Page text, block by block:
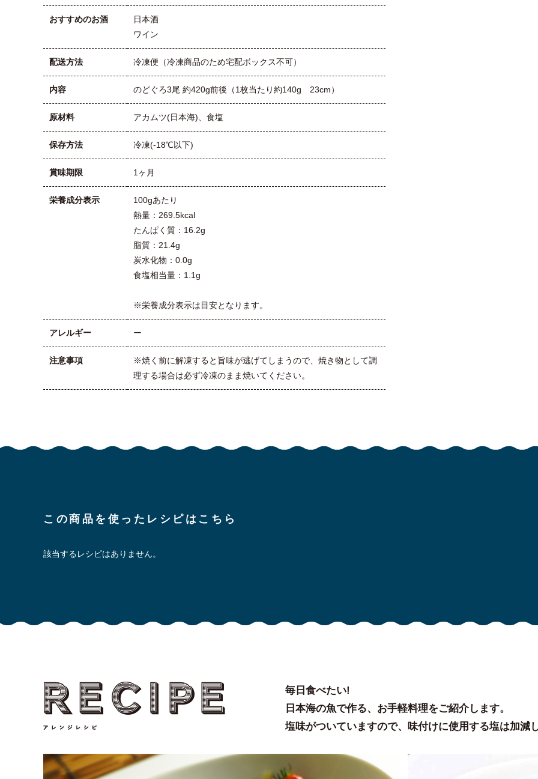
おすすめのお酒
日本酒
ワイン
配送方法 冷凍便（冷凍商品のため宅配ボックス不可）
内容 のどぐろ3尾 約420g前後（1枚当たり約140g 23cm）
原材料 アカムツ(日本海)、食塩
保存方法 冷凍(-18℃以下)
賞味期限 1ヶ月
栄養成分表示
100gあたり
熱量：269.5kcal
たんぱく質：16.2g
脂質：21.4g
炭水化物：0.0g
食塩相当量：1.1g
※栄養成分表示は目安となります。
アレルギー ー
注意事項
※焼く前に解凍すると旨味が逃げてしまうので、焼き物として調
理する場合は必ず冷凍のまま焼いてください。
この商品を使ったレシピはこちら
該当するレシピはありません。
毎日食べたい!
日本海の魚で作る、お手軽料理をご紹介します。
塩味がついていますので、味付けに使用する塩は加減